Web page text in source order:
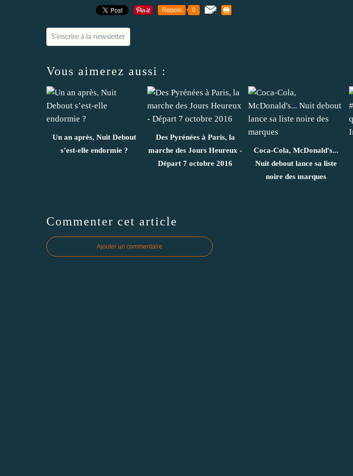
Repost 0
S'inscrire à la newsletter
Vous aimerez aussi :
Un an après, Nuit Debout
s’est-elle endormie ?
Des Pyrénées à Paris, la
marche des Jours Heureux -
Départ 7 octobre 2016
Coca-Cola, McDonald's...
Nuit debout lance sa liste
noire des marques
Commenter cet article
Ajouter un commentaire